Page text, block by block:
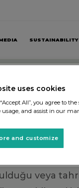
SUSTAINABILITY
veya
uses cookies
All”, you agree to
usage, and assist in our
and customize